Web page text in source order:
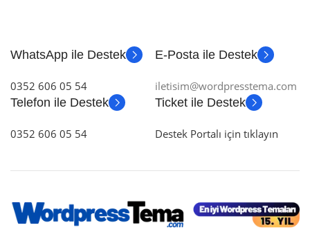
WhatsApp ile Destek
0352 606 05 54
E-Posta ile Destek
iletisim@wordpresstema.com
Telefon ile Destek
0352 606 05 54
Ticket ile Destek
Destek Portalı için tıklayın